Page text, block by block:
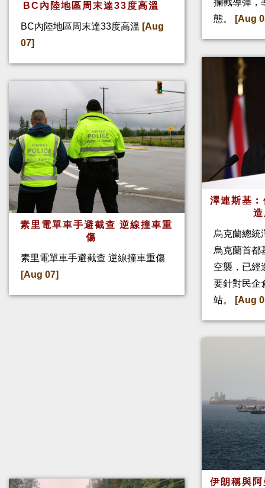
BC內陸地區周末達33度高溫
BC內陸地區周末達33度高溫 [Aug
07]
素里電單車手避截查 逆線撞車重
傷
素里電單車手避截查 逆線撞車重傷
[Aug 07]
態。
[Aug
澤連斯基
烏克蘭總統
烏克蘭首都
空襲，已經
要針對民企
站。
[Aug
伊朗稱與